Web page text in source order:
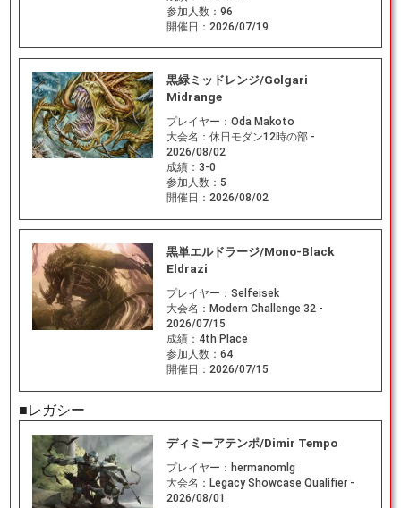
参加人数： 96
開催日： 2026/07/19
黒緑ミッドレンジ/Golgari
Midrange
プレイヤー： Oda Makoto
大会名： 休日モダン12時の部 -
2026/08/02
成績： 3-0
参加人数： 5
開催日： 2026/08/02
黒単エルドラージ/Mono-Black
Eldrazi
プレイヤー： Selfeisek
大会名： Modern Challenge 32 -
2026/07/15
成績： 4th Place
参加人数： 64
開催日： 2026/07/15
■レガシー
ディミーアテンポ/Dimir Tempo
プレイヤー： hermanomlg
大会名： Legacy Showcase Qualifier -
2026/08/01